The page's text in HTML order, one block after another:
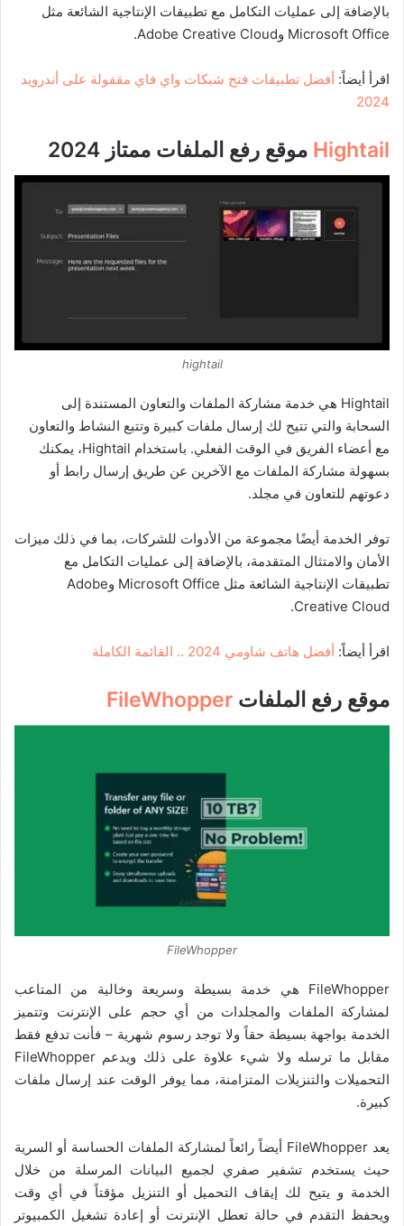
بالإضافة إلى عمليات التكامل مع تطبيقات الإنتاجية الشائعة مثل
Microsoft Office وAdobe Creative Cloud.
اقرأ أيضاً: أفضل تطبيقات فتح شبكات واي فاي مقفولة على أندرويد
2024
Hightail موقع رفع الملفات ممتاز 2024
hightail
Hightail هي خدمة مشاركة الملفات والتعاون المستندة إلى
السحابة والتي تتيح لك إرسال ملفات كبيرة وتتبع النشاط والتعاون
مع أعضاء الفريق في الوقت الفعلي. باستخدام Hightail، يمكنك
بسهولة مشاركة الملفات مع الآخرين عن طريق إرسال رابط أو
دعوتهم للتعاون في مجلد.
توفر الخدمة أيضًا مجموعة من الأدوات للشركات، بما في ذلك ميزات
الأمان والامتثال المتقدمة، بالإضافة إلى عمليات التكامل مع
تطبيقات الإنتاجية الشائعة مثل Microsoft Office وAdobe
Creative Cloud.
اقرأ أيضاً: أفضل هاتف شاومي 2024 .. القائمة الكاملة
موقع رفع الملفات FileWhopper
FileWhopper
FileWhopper هي خدمة بسيطة وسريعة وخالية من المتاعب
لمشاركة الملفات والمجلدات من أي حجم على الإنترنت وتتميز
الخدمة بواجهة بسيطة حقاً ولا توجد رسوم شهرية – فأنت تدفع فقط
مقابل ما ترسله ولا شيء علاوة على ذلك ويدعم FileWhopper
التحميلات والتنزيلات المتزامنة، مما يوفر الوقت عند إرسال ملفات
كبيرة.
يعد FileWhopper أيضاً رائعاً لمشاركة الملفات الحساسة أو السرية
حيث يستخدم تشفير صفري لجميع البيانات المرسلة من خلال
الخدمة و يتيح لك إيقاف التحميل أو التنزيل مؤقتاً في أي وقت
ويحفظ التقدم في حالة تعطل الإنترنت أو إعادة تشغيل الكمبيوتر